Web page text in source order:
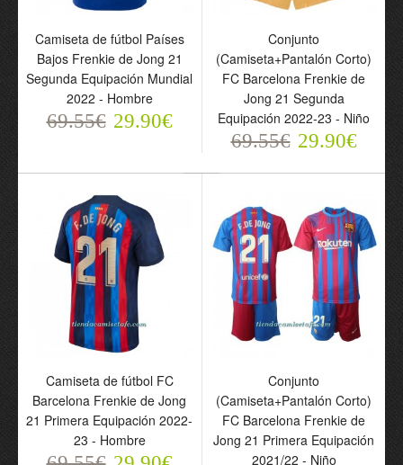
69.55€
Conjunto
(Camiseta+Pantalón
Corto) FC Barcelona
Frenkie de Jong 21
Segunda Equipación 23-
24 - Niño
Camiseta de fútbol Países
Bajos Frenkie de Jong 21
Segunda Equipación Mundial
2022 - Hombre
69.55€ 29.90€
Conjunto
(Camiseta+Pantalón Corto)
FC Barcelona Frenkie de
Jong 21 Segunda
Equipación 2022-23 - Niño
69.55€ 29.90€
Camiseta de fútbol FC
Barcelona Frenkie de Jong
21 Primera Equipación 2022-
23 - Hombre
Conjunto
(Camiseta+Pantalón Corto)
FC Barcelona Frenkie de
Jong 21 Primera Equipación
2021/22 - Niño